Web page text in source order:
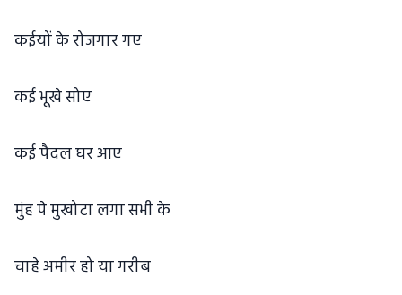
कईयों के रोजगार गए
कई भूखे सोए
कई पैदल घर आए
मुंह पे मुखोटा लगा सभी के
चाहे अमीर हो या गरीब